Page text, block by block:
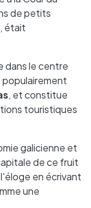
de petits
était
dans le centre
populairement
, et constitue
touristiques
galicienne et
de ce fruit
en écrivant
une